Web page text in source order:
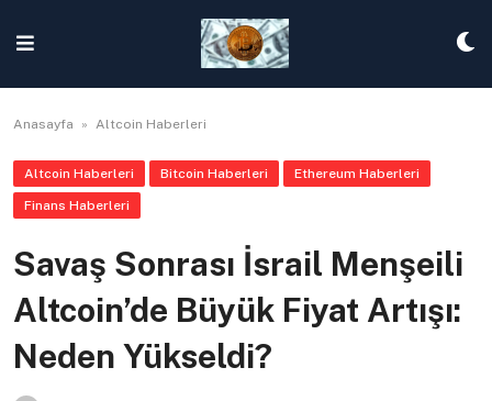
content
Anasayfa » Altcoin Haberleri
Altcoin Haberleri Bitcoin Haberleri Ethereum Haberleri
Finans Haberleri
Savaş Sonrası İsrail Menşeili
Altcoin’de Büyük Fiyat Artışı:
Neden Yükseldi?